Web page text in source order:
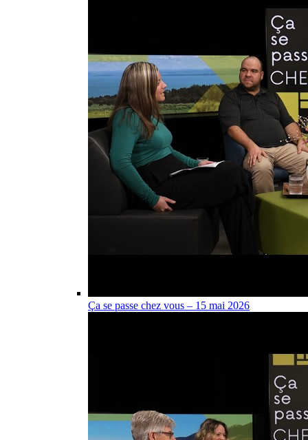
Ça se passe chez vous – 15 mai 2026